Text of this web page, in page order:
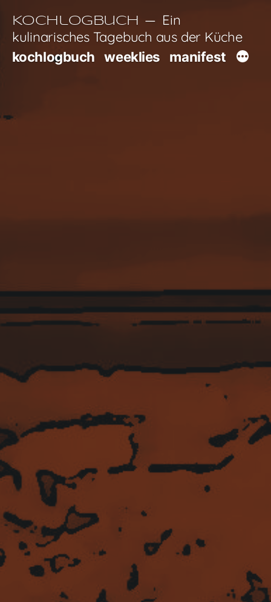
Inhalt
springen
Kochlogbuch
Ein
kulinarisches Tagebuch aus der Küche
kochlogbuch weeklies manifest